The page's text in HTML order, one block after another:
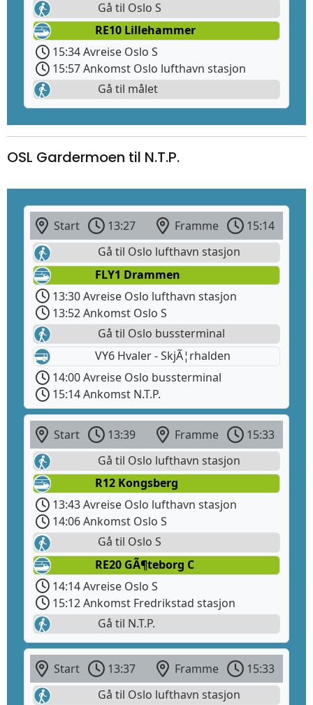
Gå til Oslo S
RE10 Lillehammer
15:34 Avreise Oslo S
15:57 Ankomst Oslo lufthavn stasjon
Gå til målet
OSL Gardermoen til N.T.P.
Start 13:27 Framme
15:14
Gå til Oslo lufthavn stasjon
FLY1 Drammen
13:30 Avreise Oslo lufthavn stasjon
13:52 Ankomst Oslo S
Gå til Oslo bussterminal
VY6 Hvaler - SkjÃ¦rhalden
14:00 Avreise Oslo bussterminal
15:14 Ankomst N.T.P.
Start 13:39 Framme
15:33
Gå til Oslo lufthavn stasjon
R12 Kongsberg
13:43 Avreise Oslo lufthavn stasjon
14:06 Ankomst Oslo S
Gå til Oslo S
RE20 GÃ¶teborg C
14:14 Avreise Oslo S
15:12 Ankomst Fredrikstad stasjon
Gå til N.T.P.
Start 13:37 Framme
15:33
Gå til Oslo lufthavn stasjon